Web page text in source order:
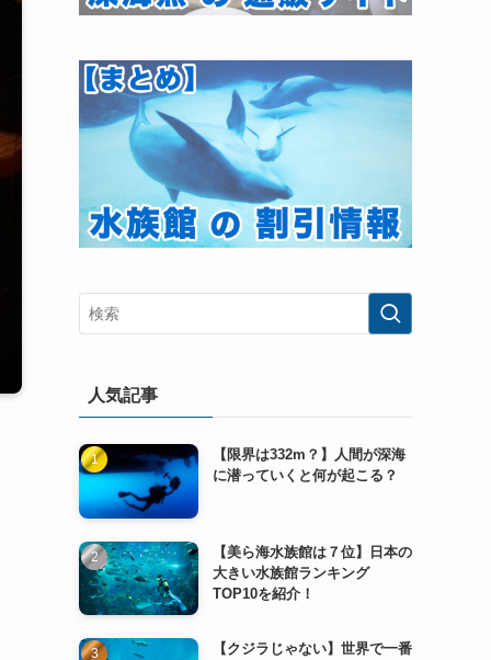
人気記事
【限界は332m？】人間が深海
に潜っていくと何が起こる？
【美ら海水族館は７位】日本の
大きい水族館ランキング
TOP10を紹介！
【クジラじゃない】世界で一番